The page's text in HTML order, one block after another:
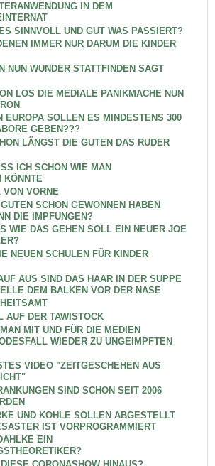
IN DEM
SINNVOLL UND GUT WAS PASSIERT?
IMMER NUR DARUM DIE KINDER
NUN WUNDER STATTFINDEN SAGT
LOS DIE MEDIALE PANIKMACHE NUN
EUROPA SOLLEN ES MINDESTENS 300
GEBEN???
LÄNGST DIE GUTEN DAS RUDER
ICH SCHON WIE MAN
KÖNNTE
VORNE
SCHON GEWONNEN HABEN
DIE IMPFUNGEN?
WIE DAS GEHEN SOLL EIN NEUER JOE
NEUEN SCHULEN FÜR KINDER
AUS SIND DAS HAAR IN DER SUPPE
DEM BALKEN VOR DER NASE
AUF DER TAWISTOCK
MIT UND FÜR DIE MEDIEN
WIEDER ZU UNGEIMPFTEN
VIDEO "ZEITGESCHEHEN AUS
SIND SCHON SEIT 2006
UND KOHLE SOLLEN ABGESTELLT
IST VORPROGRAMMIERT
EIN